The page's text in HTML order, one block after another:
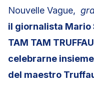
Nouvelle Vague,
il giornalista
TAM TAM
celebrarne
del maestro